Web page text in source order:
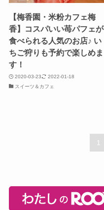
【梅香園・米粉カフェ梅
香】コスパいい苺パフェが
食べられる人気のお店♪ い
ちご狩りも予約で楽しめま
す！
2020-03-23
2022-01-18
スイーツ＆カフェ
1